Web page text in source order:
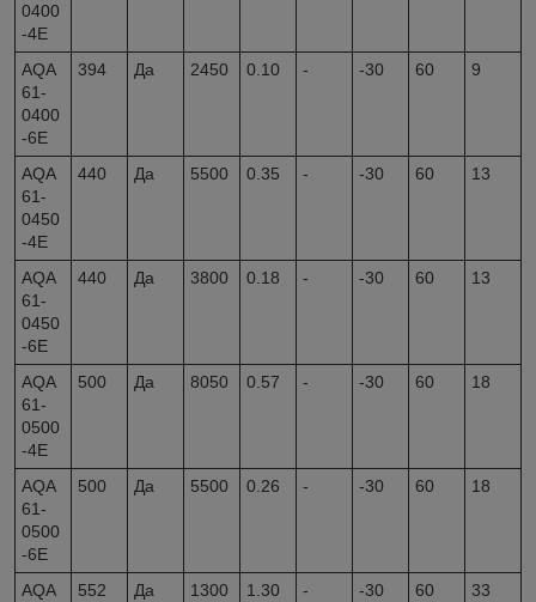
0400
-4E
AQA
61-
0400
-6E
394 Да 2450 0.10 - -30 60 9
AQA
61-
0450
-4E
440 Да 5500 0.35 - -30 60 13
AQA
61-
0450
-6E
440 Да 3800 0.18 - -30 60 13
AQA
61-
0500
-4E
500 Да 8050 0.57 - -30 60 18
AQA
61-
0500
-6E
500 Да 5500 0.26 - -30 60 18
AQA
552 Да
1300
1.30 - -30 60 33